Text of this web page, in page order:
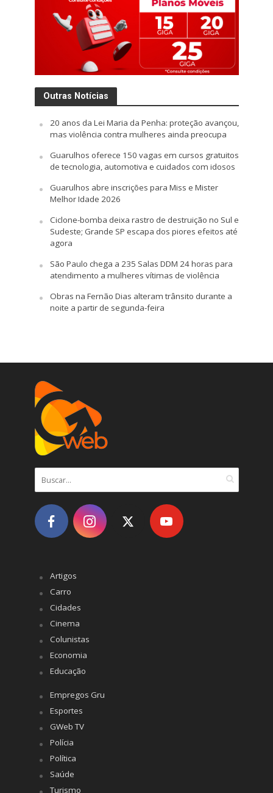
Outras Notícias
20 anos da Lei Maria da Penha: proteção avançou,
mas violência contra mulheres ainda preocupa
Guarulhos oferece 150 vagas em cursos gratuitos
de tecnologia, automotiva e cuidados com idosos
Guarulhos abre inscrições para Miss e Mister
Melhor Idade 2026
Ciclone-bomba deixa rastro de destruição no Sul e
Sudeste; Grande SP escapa dos piores efeitos até
agora
São Paulo chega a 235 Salas DDM 24 horas para
atendimento a mulheres vítimas de violência
Obras na Fernão Dias alteram trânsito durante a
noite a partir de segunda-feira
Artigos
Carro
Cidades
Cinema
Colunistas
Economia
Educação
Empregos Gru
Esportes
GWeb TV
Polícia
Política
Saúde
Turismo